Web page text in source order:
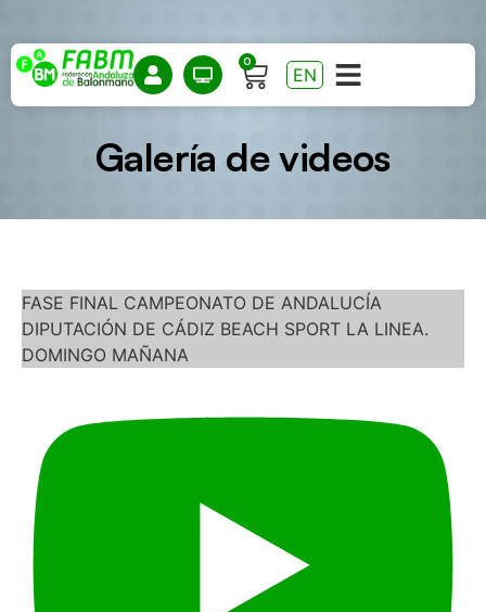
0
EN
Galería de videos
FASE FINAL CAMPEONATO DE ANDALUCÍA
DIPUTACIÓN DE CÁDIZ BEACH SPORT LA LINEA.
DOMINGO MAÑANA